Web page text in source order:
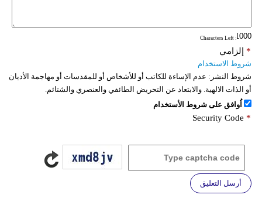
: Characters Left
إلزامي *
شروط الاستخدام
شروط النشر: عدم الإساءة للكاتب أو للأشخاص أو للمقدسات أو مهاجمة الأديان
أو الذات الالهية. والابتعاد عن التحريض الطائفي والعنصري والشتائم.
اُوافق على شروط الأستخدام
Security Code *
أرسل التعليق